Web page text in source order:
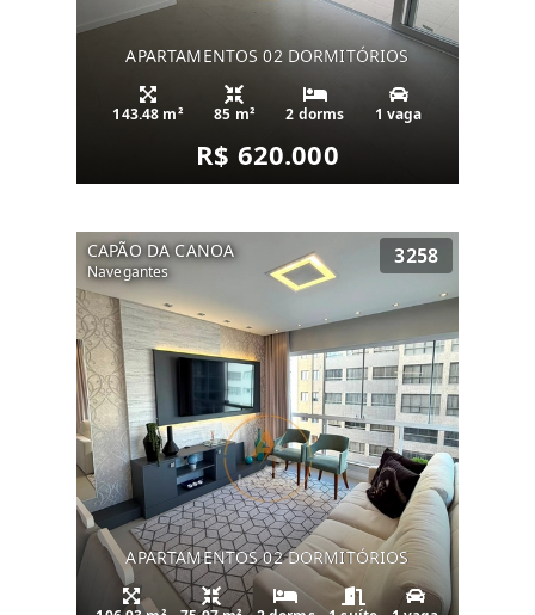
APARTAMENTOS 02 DORMITÓRIOS
143.48 m² 85 m² 2 dorms 1 vaga
R$ 620.000
CAPÃO DA CANOA
Navegantes
3258
APARTAMENTOS 02 DORMITÓRIOS